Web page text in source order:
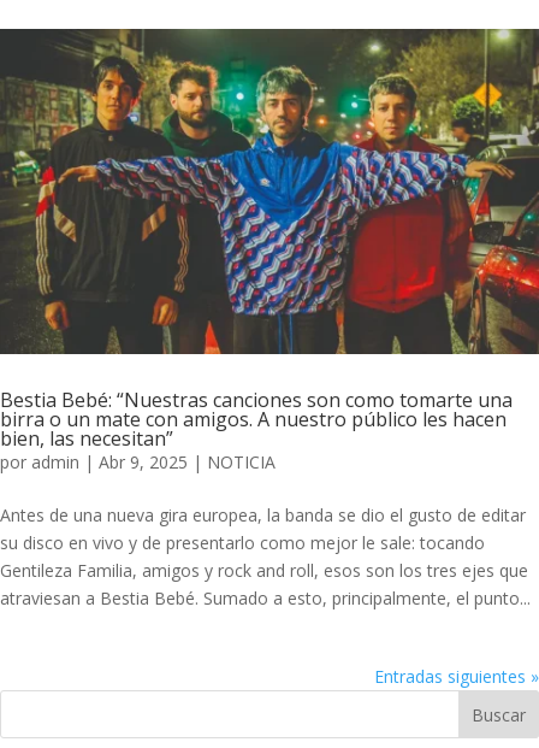
Bestia Bebé: “Nuestras canciones son como tomarte una
birra o un mate con amigos. A nuestro público les hacen
bien, las necesitan”
por admin | Abr 9, 2025 | NOTICIA
Antes de una nueva gira europea, la banda se dio el gusto de editar
su disco en vivo y de presentarlo como mejor le sale: tocando
Gentileza Familia, amigos y rock and roll, esos son los tres ejes que
atraviesan a Bestia Bebé. Sumado a esto, principalmente, el punto...
Entradas siguientes »
Buscar